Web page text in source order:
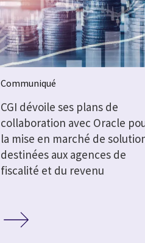
Communiqué
CGI dévoile ses plans de
collaboration avec Oracle
la mise en marché de
destinées aux agences de
fiscalité et du revenu